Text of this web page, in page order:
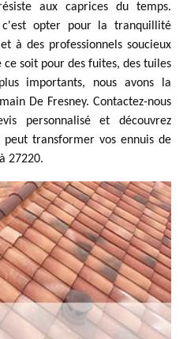
aux caprices du temps.
c'est opter pour la tranquillité
à des professionnels soucieux
ce soit pour des fuites, des tuiles
importants, nous avons la
De Fresney. Contactez-nous
personnalisé et découvrez
transformer vos ennuis de
27220.